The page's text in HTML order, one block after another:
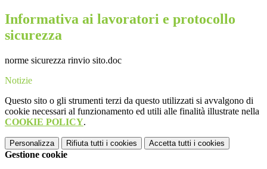
Informativa ai lavoratori e protocollo
sicurezza
norme sicurezza rinvio sito.doc
Notizie
Questo sito o gli strumenti terzi da questo utilizzati si avvalgono di
cookie necessari al funzionamento ed utili alle finalità illustrate nella
COOKIE POLICY.
Personalizza Rifiuta tutti i cookies Accetta tutti i cookies
Gestione cookie